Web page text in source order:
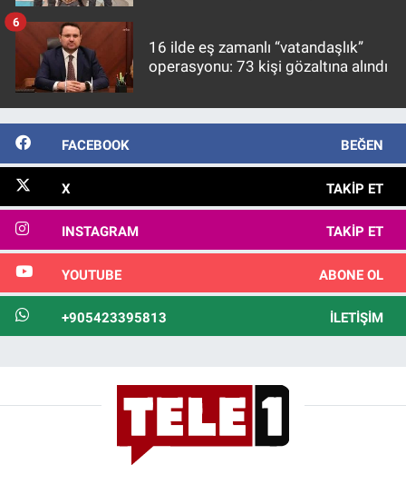
16 ilde eş zamanlı “vatandaşlık”
operasyonu: 73 kişi gözaltına alındı
6
FACEBOOK BEĞEN
X TAKIP ET
INSTAGRAM TAKIP ET
YOUTUBE ABONE OL
+905423395813 İLETIŞIM